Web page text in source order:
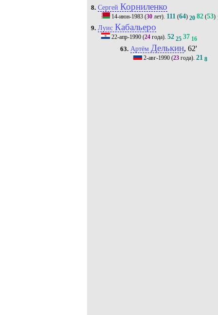
8. Сергей Корниленко
14-июн-1983(30лет). 111(64) 20 82(53)
9. Луис Кабальеро
22-апр-1990(24года). 52 25 37 16
63. Артём Делькин, 62'
2-авг-1990 (23 года).21 8